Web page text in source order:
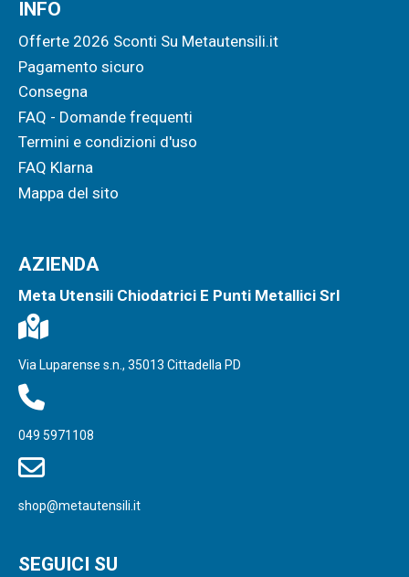
INFO
Offerte 2026 Sconti Su Metautensili.it
Pagamento sicuro
Consegna
FAQ - Domande frequenti
Termini e condizioni d'uso
FAQ Klarna
Mappa del sito
AZIENDA
Meta Utensili Chiodatrici E Punti Metallici Srl
Via Luparense s.n., 35013 Cittadella PD
049 5971108
shop@metautensili.it
SEGUICI SU